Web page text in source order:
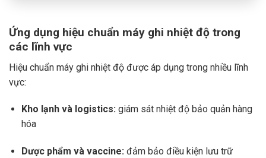
Ứng dụng hiệu chuẩn máy ghi nhiệt độ trong
các lĩnh vực
Hiệu chuẩn máy ghi nhiệt độ được áp dụng trong nhiều lĩnh
vực:
Kho lạnh và logistics:giám sát nhiệt độ bảo quản hàng
hóa
Dược phẩm và vaccine:đảm bảo điều kiện lưu trữ